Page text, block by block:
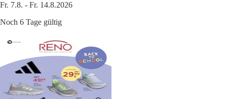
Fr. 7.8. - Fr. 14.8.2026
Noch 6 Tage gültig